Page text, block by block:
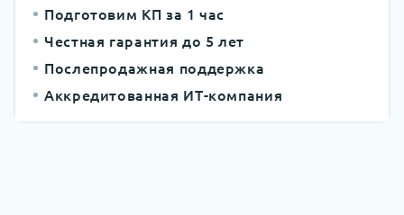
Подготовим КП за 1 час
Честная гарантия до 5 лет
Послепродажная поддержка
Аккредитованная ИТ-компания